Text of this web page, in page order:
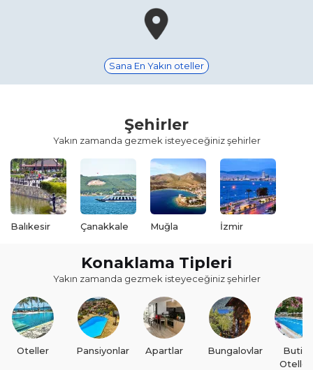
Sana En Yakın oteller
Şehirler
Yakın zamanda gezmek isteyeceğiniz şehirler
Balıkesir Çanakkale Muğla İzmir
Konaklama Tipleri
Yakın zamanda gezmek isteyeceğiniz şehirler
Oteller Pansiyonlar Apartlar Bungalovlar
Butik
Oteller